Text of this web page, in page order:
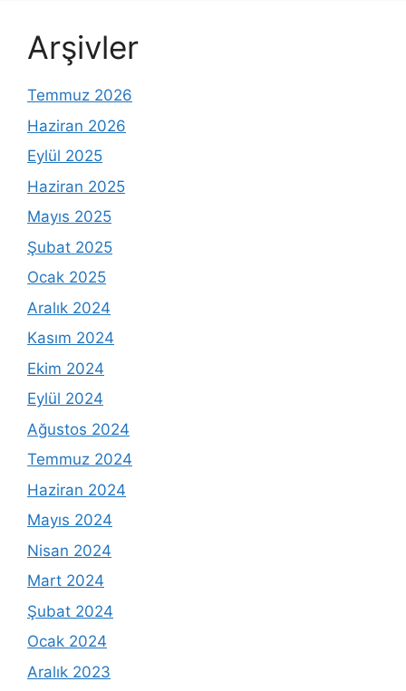
Arşivler
Temmuz 2026
Haziran 2026
Eylül 2025
Haziran 2025
Mayıs 2025
Şubat 2025
Ocak 2025
Aralık 2024
Kasım 2024
Ekim 2024
Eylül 2024
Ağustos 2024
Temmuz 2024
Haziran 2024
Mayıs 2024
Nisan 2024
Mart 2024
Şubat 2024
Ocak 2024
Aralık 2023